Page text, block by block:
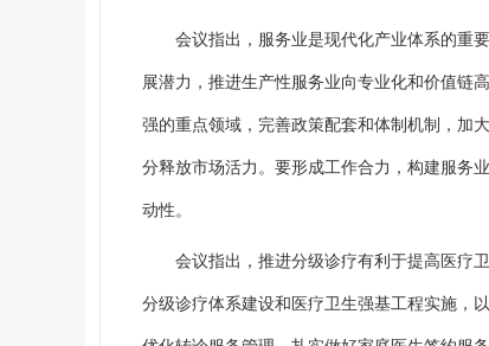
会议指出，服务业是现代化产业体系的重
展潜力，推进生产性服务业向专业化和价值链
强的重点领域，完善政策配套和体制机制，加
分释放市场活力。要形成工作合力，构建服务
动性。
会议指出，推进分级诊疗有利于提高医疗
分级诊疗体系建设和医疗卫生强基工程实施，